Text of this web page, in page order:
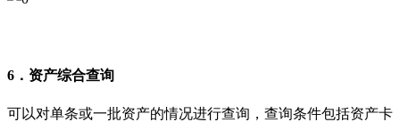
6．资产综合查询
可以对单条或一批资产的情况进行查询，查询条件包括资产卡